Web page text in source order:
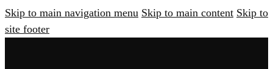
Skip to main navigation menu Skip to main content Skip to
site footer